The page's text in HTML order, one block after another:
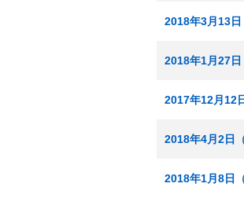
2018年3月13
2018年1月27
2017年12月12
2018年4月2日
2018年1月8日